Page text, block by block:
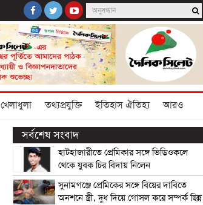
খেলাধুলা তথ্যপ্রযুক্তি ইতিহাস ঐতিহ্য আরও
সর্বশেষ সংবাদ
হাটহাজারীতে প্রেমিকার সঙ্গে ভিডিওকলে
থেকে যুবক চির বিদায় নিলেন
সুনামগঞ্জে প্রেমিকের সঙ্গে বিয়ের দাবিতে
অনশনে স্ত্রী, দুধ দিয়ে গোসল করে সম্পর্ক ছিন্ন